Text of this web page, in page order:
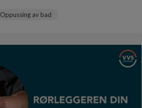
Oppussing av bad